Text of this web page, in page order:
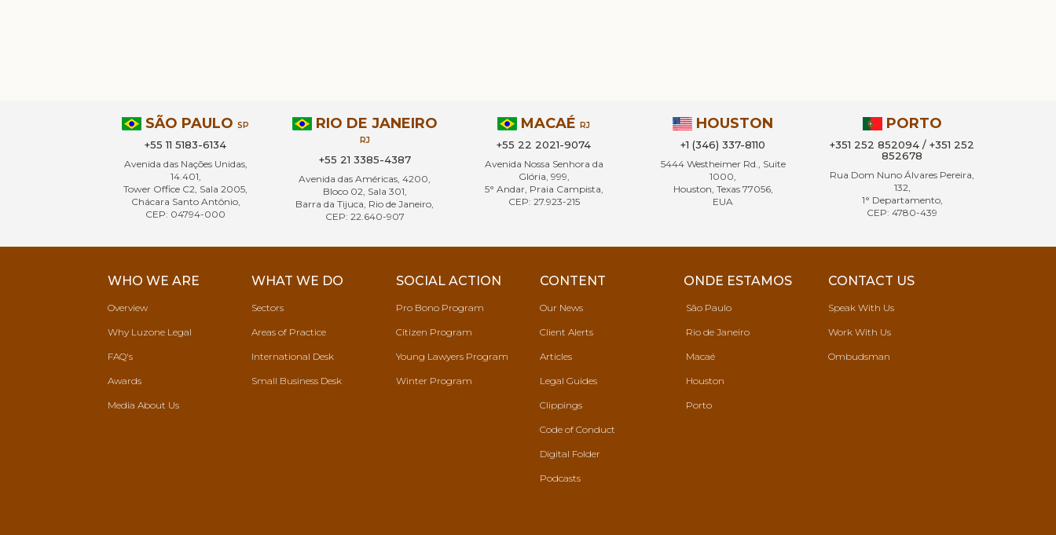
SÃO PAULO SP
+55 11 5183-6134
Avenida das Nações Unidas,
14.401,
Tower Office C2, Sala 2005,
Chácara Santo Antônio,
CEP: 04794-000
RIO DE JANEIRO
RJ
+55 21 3385-4387
Avenida das Américas, 4200,
Bloco 02, Sala 301,
Barra da Tijuca, Rio de Janeiro,
CEP: 22.640-907
MACAÉ RJ
+55 22 2021-9074
Avenida Nossa Senhora da
Glória, 999,
5° Andar, Praia Campista,
CEP: 27.923-215
HOUSTON
+1 (346) 337-8110
5444 Westheimer Rd., Suite
1000,
Houston, Texas 77056,
EUA
PORTO
+351 252 852094 / +351 252
852678
Rua Dom Nuno Álvares Pereira,
132,
1° Departamento,
CEP: 4780-439
WHO WE ARE
Overview
Why Luzone Legal
FAQ's
Awards
Media About Us
WHAT WE DO
Sectors
Areas of Practice
International Desk
Small Business Desk
SOCIAL ACTION
Pro Bono Program
Citizen Program
Young Lawyers Program
Winter Program
CONTENT
Our News
Client Alerts
Articles
Legal Guides
Clippings
Code of Conduct
Digital Folder
Podcasts
ONDE ESTAMOS
São Paulo
Rio de Janeiro
Macaé
Houston
Porto
CONTACT US
Speak With Us
Work With Us
Ombudsman